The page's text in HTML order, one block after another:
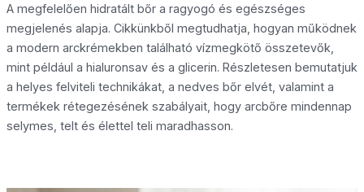
A megfelelően hidratált bőr a ragyogó és egészséges
megjelenés alapja. Cikkünkből megtudhatja, hogyan működnek
a modern arckrémekben található vízmegkötő összetevők,
mint például a hialuronsav és a glicerin. Részletesen bemutatjuk
a helyes felviteli technikákat, a nedves bőr elvét, valamint a
termékek rétegezésének szabályait, hogy arcbőre mindennap
selymes, telt és élettel teli maradhasson.